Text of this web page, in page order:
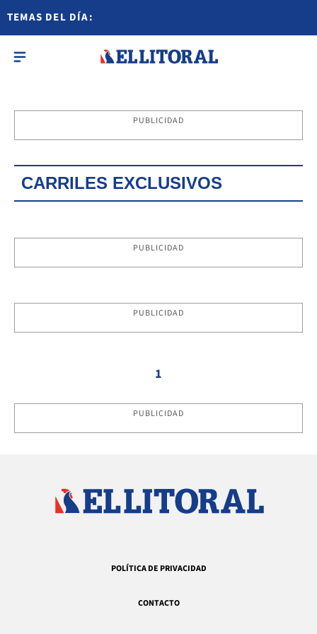
TEMAS DEL DÍA:
PUBLICIDAD
CARRILES EXCLUSIVOS
PUBLICIDAD
PUBLICIDAD
1
PUBLICIDAD
POLÍTICA DE PRIVACIDAD
CONTACTO